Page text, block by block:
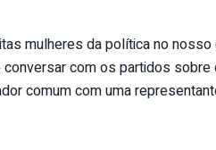
mulheres da política no
com os partidos
comum com uma